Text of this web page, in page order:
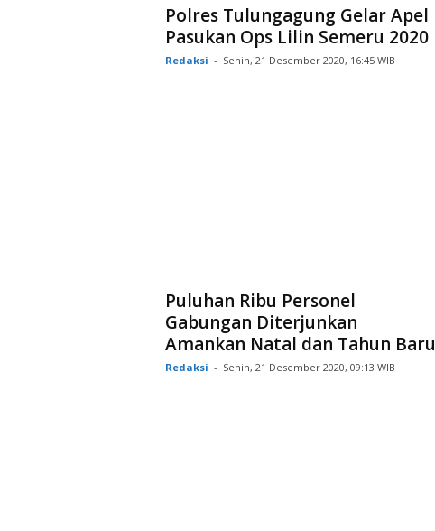
Polres Tulungagung Gelar Apel
Pasukan Ops Lilin Semeru 2020
Redaksi - Senin, 21 Desember 2020, 16:45 WIB
Puluhan Ribu Personel
Gabungan Diterjunkan
Amankan Natal dan Tahun Baru
Redaksi - Senin, 21 Desember 2020, 09:13 WIB